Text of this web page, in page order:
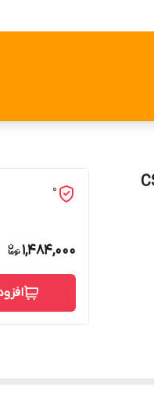
0
1,484,000